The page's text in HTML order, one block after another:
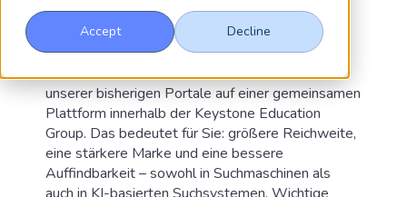
Accept Decline
Mit de.educations.com bündeln wir die Inhalte
unserer bisherigen Portale auf einer gemeinsamen
Plattform innerhalb der Keystone Education
Group. Das bedeutet für Sie: größere Reichweite,
eine stärkere Marke und eine bessere
Auffindbarkeit – sowohl in Suchmaschinen als